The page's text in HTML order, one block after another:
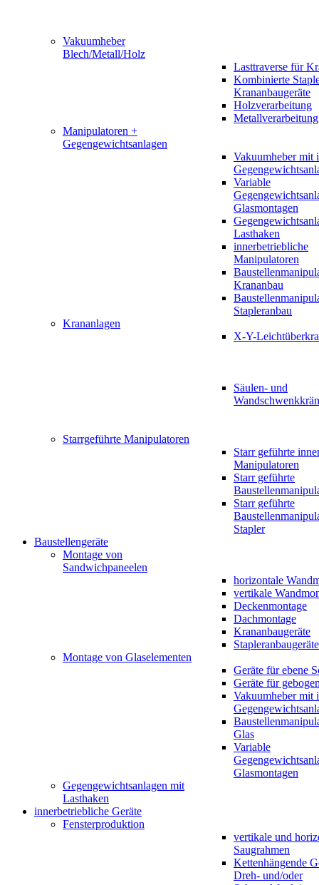
Vakuumheber
Blech/Metall/Holz
Lasttraverse für
Kombinierte
Krananbaugeräte
Holzverarbeitung
Metallverarbeitung
Manipulatoren +
Gegengewichtsanlagen
Vakuumheber mit
Variable
Glasmontagen
Lasthaken
innerbetriebliche
Manipulatoren
Krananbau
Stapleranbau
Krananlagen
X-Y-
Säulen- und
Starrgeführte Manipulatoren
Starr geführte
Manipulatoren
Starr geführte
Starr geführte
Stapler
Baustellengeräte
Montage von
Sandwichpaneelen
horizontale
vertikale
Deckenmontage
Dachmontage
Krananbaugeräte
Stapleranbaugeräte
Montage von Glaselementen
Geräte für ebene
Geräte für
Vakuumheber mit
Glas
Variable
Glasmontagen
Gegengewichtsanlagen mit
Lasthaken
innerbetriebliche Geräte
Fensterproduktion
vertikale und
Saugrahmen
Kettenhängende
Dreh- und/oder